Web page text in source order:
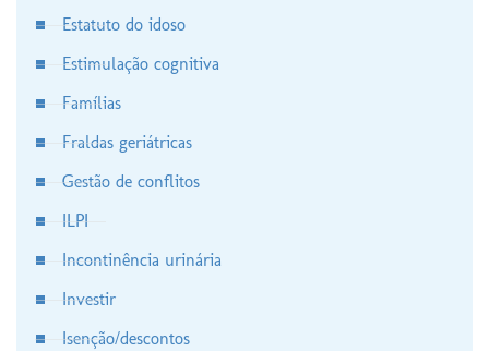
Estatuto do idoso
Estimulação cognitiva
Famílias
Fraldas geriátricas
Gestão de conflitos
ILPI
Incontinência urinária
Investir
Isenção/descontos